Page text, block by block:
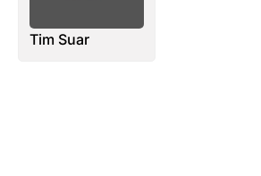
Tim Suar